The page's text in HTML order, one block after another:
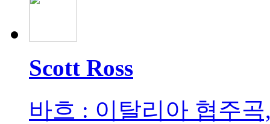
Scott Ross
바흐 : 이탈리아 협주